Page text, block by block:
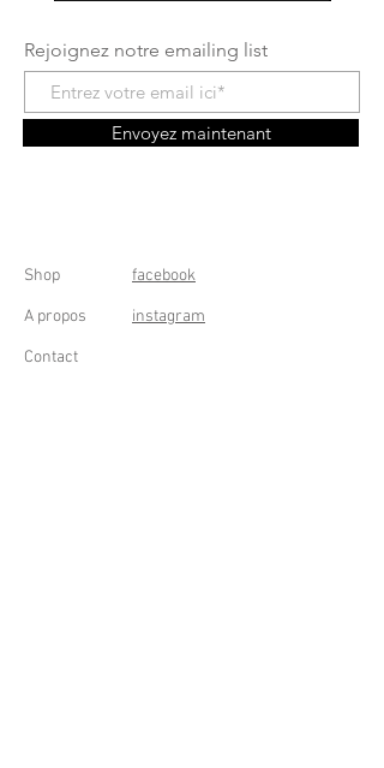
Rejoignez notre emailing list
Envoyez maintenant
Shop
A propos
Contact
facebook
instagram